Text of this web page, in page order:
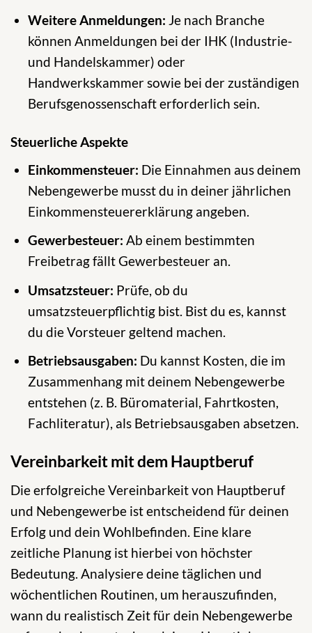
Weitere Anmeldungen: Je nach Branche
können Anmeldungen bei der IHK (Industrie-
und Handelskammer) oder
Handwerkskammer sowie bei der zuständigen
Berufsgenossenschaft erforderlich sein.
Steuerliche Aspekte
Einkommensteuer: Die Einnahmen aus deinem
Nebengewerbe musst du in deiner jährlichen
Einkommensteuererklärung angeben.
Gewerbesteuer: Ab einem bestimmten
Freibetrag fällt Gewerbesteuer an.
Umsatzsteuer: Prüfe, ob du
umsatzsteuerpflichtig bist. Bist du es, kannst
du die Vorsteuer geltend machen.
Betriebsausgaben: Du kannst Kosten, die im
Zusammenhang mit deinem Nebengewerbe
entstehen (z. B. Büromaterial, Fahrtkosten,
Fachliteratur), als Betriebsausgaben absetzen.
Vereinbarkeit mit dem Hauptberuf
Die erfolgreiche Vereinbarkeit von Hauptberuf
und Nebengewerbe ist entscheidend für deinen
Erfolg und dein Wohlbefinden. Eine klare
zeitliche Planung ist hierbei von höchster
Bedeutung. Analysiere deine täglichen und
wöchentlichen Routinen, um herauszufinden,
wann du realistisch Zeit für dein Nebengewerbe